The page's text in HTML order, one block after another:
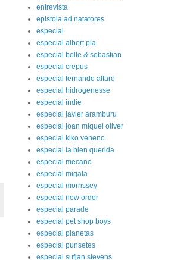
entrevista
epistola ad natatores
especial
especial albert pla
especial belle & sebastian
especial crepus
especial fernando alfaro
especial hidrogenesse
especial indie
especial javier aramburu
especial joan miquel oliver
especial kiko veneno
especial la bien querida
especial mecano
especial migala
especial morrissey
especial new order
especial parade
especial pet shop boys
especial planetas
especial punsetes
especial sufjan stevens